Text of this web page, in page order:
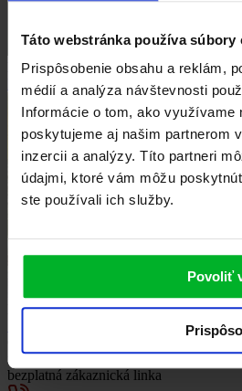
Táto webstránka používa súbory
Prispôsobenie obsahu a reklám,
médií a analýza návštevnosti
Informácie o tom, ako využívame
poskytujeme aj našim partnerom
inzercii a analýzy. Títo partneri
údajmi, ktoré vám môžu
ste používali ich služby.
Povoliť
Nápoje
Malinová limonáda
Múčniky, dezerty, cukrovinky
Chcete pomôcť s výberom, alebo
iným?
bezplatná zákaznická linka